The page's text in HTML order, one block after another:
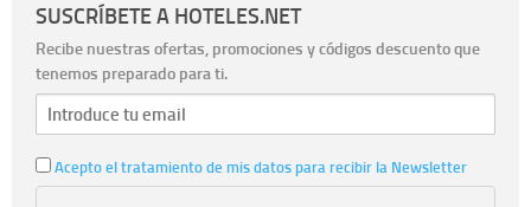
SUSCRÍBETE A HOTELES.NET
Recibe nuestras ofertas, promociones y códigos descuento que
tenemos preparado para ti.
Acepto el tratamiento de mis datos para recibir la Newsletter